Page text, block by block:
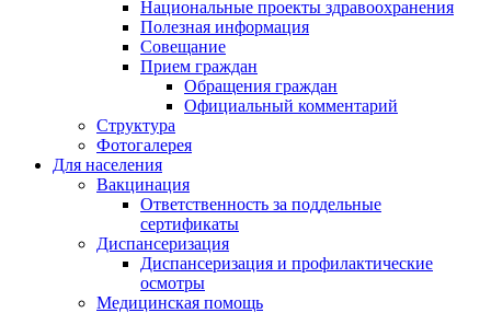
Национальные проекты здравоохранения
Полезная информация
Совещание
Прием граждан
Обращения граждан
Официальный комментарий
Структура
Фотогалерея
Для населения
Вакцинация
Ответственность за поддельные
сертификаты
Диспансеризация
Диспансеризация и профилактические
осмотры
Медицинская помощь